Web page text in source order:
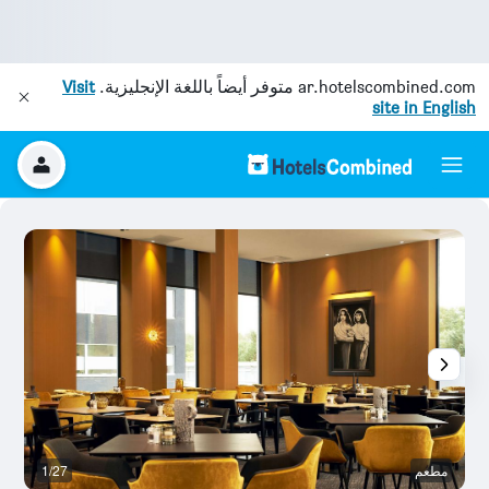
ar.hotelscombined.com متوفر أيضاً باللغة الإنجليزية.Visit
site in English
مطعم 1/27